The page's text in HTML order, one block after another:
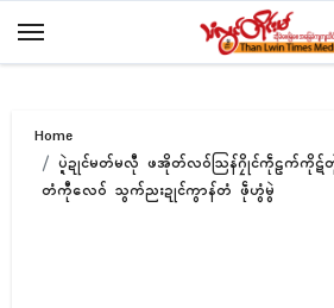
Home
ပ္ဍဲဍုၚ်မတ်မလီု ဖအိုတ်လဝ်သြန်ဂၠိုၚ်ကဵုဠက်ကိုဋ်တုဲ
တံကီုလေဝ် သွက်ညးဍုၚ်ကွာန်တံ ဖဵုဟွံမွဲ